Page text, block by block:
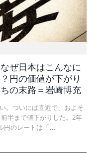
ぜ日本はこんなに
円の価値が下がり
の末路＝岩崎博充
。ついには直近で、およそ
半まで値下がりした。2年
円のレートは「…